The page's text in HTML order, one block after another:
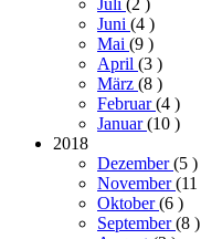
Juli (2 )
Juni (4 )
Mai (9 )
April (3 )
März (8 )
Februar(4 )
Januar(10 )
2018
Dezember(5 )
November(11
Oktober(6 )
September(8 )